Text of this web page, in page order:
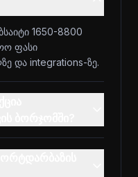
1650-8800
ფასი
და integrations-ზე.